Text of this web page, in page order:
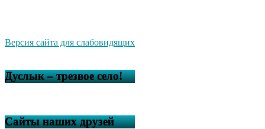
Версия сайта для слабовидящих
Дуслык – трезвое село!
Сайты наших друзей